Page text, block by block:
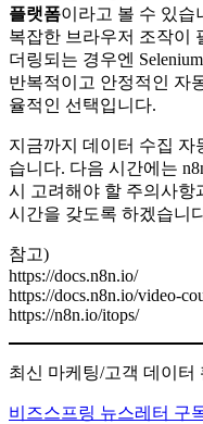
플랫폼이라고 볼 수 있습
복잡한 브라우저 조작이
더링되는 경우엔
반복적이고 안정적인 자
율적인 선택입니다.
지금까지 데이터 수집 자
습니다. 다음 시간에는
시 고려해야 할 주의사항
시간을 갖도록 하겠습니
참고)
https://docs.n8n.io/
https://docs.n8n.io/video-
https://n8n.io/itops/
최신 마케팅/고객 데이터
비즈스프링 뉴스레터 구